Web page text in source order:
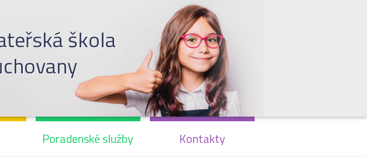
škola
Poradenské služby Kontakty